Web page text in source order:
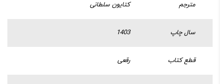
مترجم کتایون سلطانی
سال چاپ 1403
قطع کتاب رقعی